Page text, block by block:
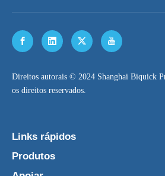
​Direitos autorais © 2024 Shanghai Biquick
os direitos reservados.
Links rápidos
Produtos